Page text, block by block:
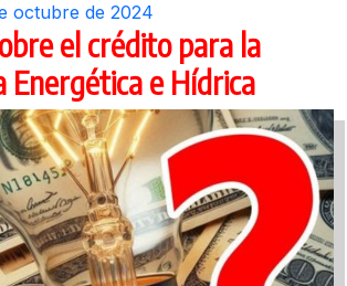
octubre de 2024
el crédito para la
Energética e Hídrica